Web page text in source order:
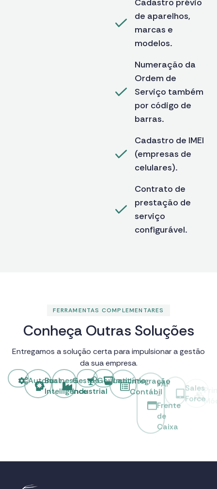
Cadastro prévio
de aparelhos,
marcas e
modelos.
Numeração da
Ordem de
Serviço também
por código de
barras.
Cadastro de IMEI
(empresas de
celulares).
Contrato de
prestação de
serviço
configurável.
FERRAMENTAS COMPLEMENTARES
Conheça Outras Soluções
Entregamos a solução certa para impulsionar a gestão
da sua empresa.
AutomatBusiness
Intelligence
Gestão
Industrial
GourmetLaticínioIntegração
Contábil
PAF
-
Frente
de
Caixa
Force